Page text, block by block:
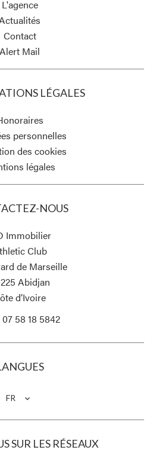
L'agence
Contact
Alert Mail
LÉGALES
personnelles
des cookies
légales
NOUS
Immobilier
Club
de Marseille
Abidjan
d’Ivoire
58 18 5842
FR
SUR LES RÉSEAUX